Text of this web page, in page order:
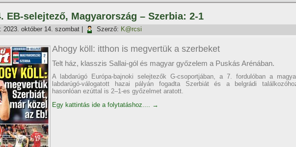
EB-selejtező, Magyarország – Szerbia: 2-1
2023. október 14. szombat Szerző: K@rcsi
Ahogy köll: itthon is megvertük a szerbeket
Telt ház, klasszis Sallai-gól és magyar győzelem a Puskás Arénában.
A labdarúgó Európa-bajnoki selejtezők G-csoportjában, a 7. fordulóban a
labdarúgó-válogatott hazai pályán fogadta Szerbiát és a belgrádi
hasonlóan ezúttal is 2–1-es győzelmet aratott.
Egy kattintás ide a folytatáshoz.... →